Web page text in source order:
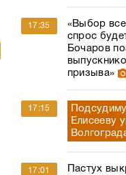
17:35
«Выбор
спрос
Бочаров
призыва»
17:15
Елисееву
17:01
Пастух